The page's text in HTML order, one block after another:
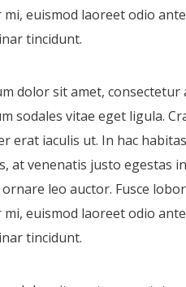
mi, euismod laoreet odio
tincidunt.
dolor sit amet,
sodales vitae eget ligula.
erat iaculis ut. In hac
at venenatis justo egestas
leo auctor. Fusce
mi, euismod laoreet odio
tincidunt.